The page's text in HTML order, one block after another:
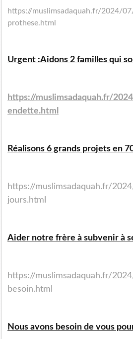
https://muslimsadaquah.fr/2024/
prothese.html
Urgent :Aidons 2 familles qui
https://muslimsadaquah.fr/
endette.html
Réalisons 6 grands projets en
https://muslimsadaquah.fr/
jours.html
Aider notre frère à subvenir à
https://muslimsadaquah.fr/
besoin.html
Nous avons besoin de vous